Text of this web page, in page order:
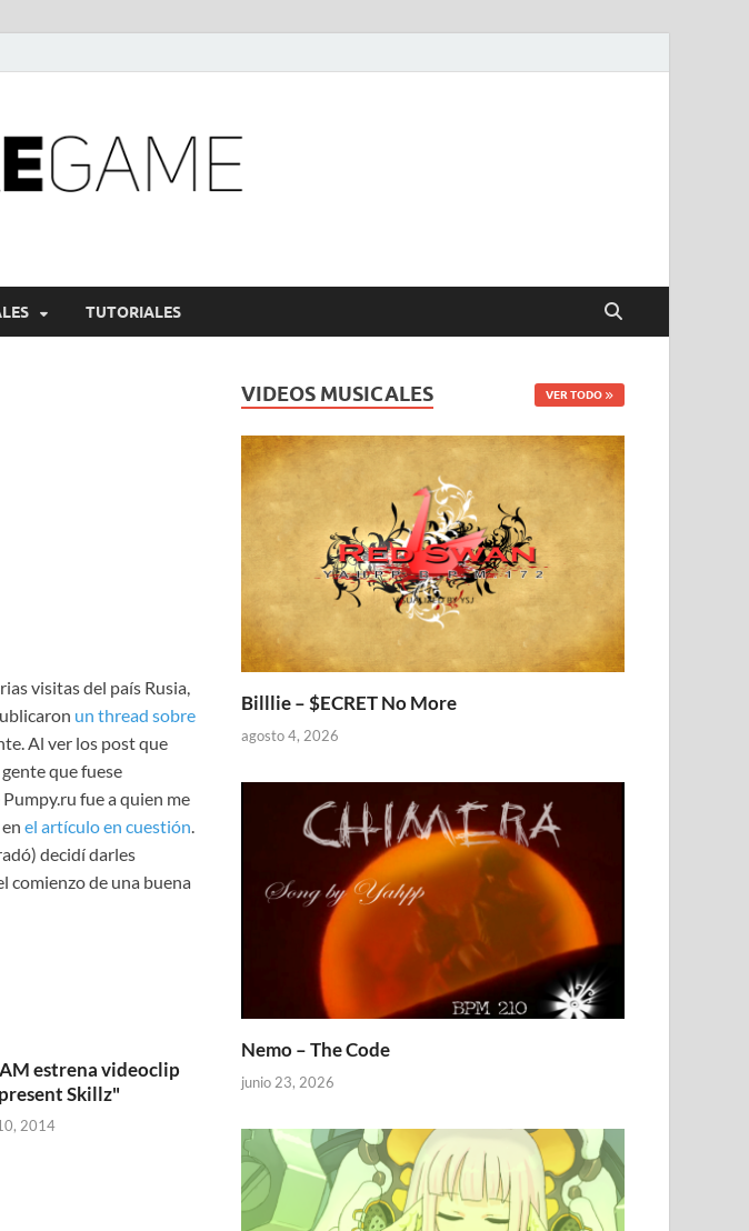
TUTORIALES
visitas del país Rusia,
un thread sobre
Al ver los post que
que fuese
fue a quien me
el artículo en cuestión
decidí darles
comienzo de una buena
estrena videoclip
Skillz"
2014
VIDEOS MUSICALES VER TODO
Billlie – $ECRET No More
agosto 4, 2026
Nemo – The Code
junio 23, 2026